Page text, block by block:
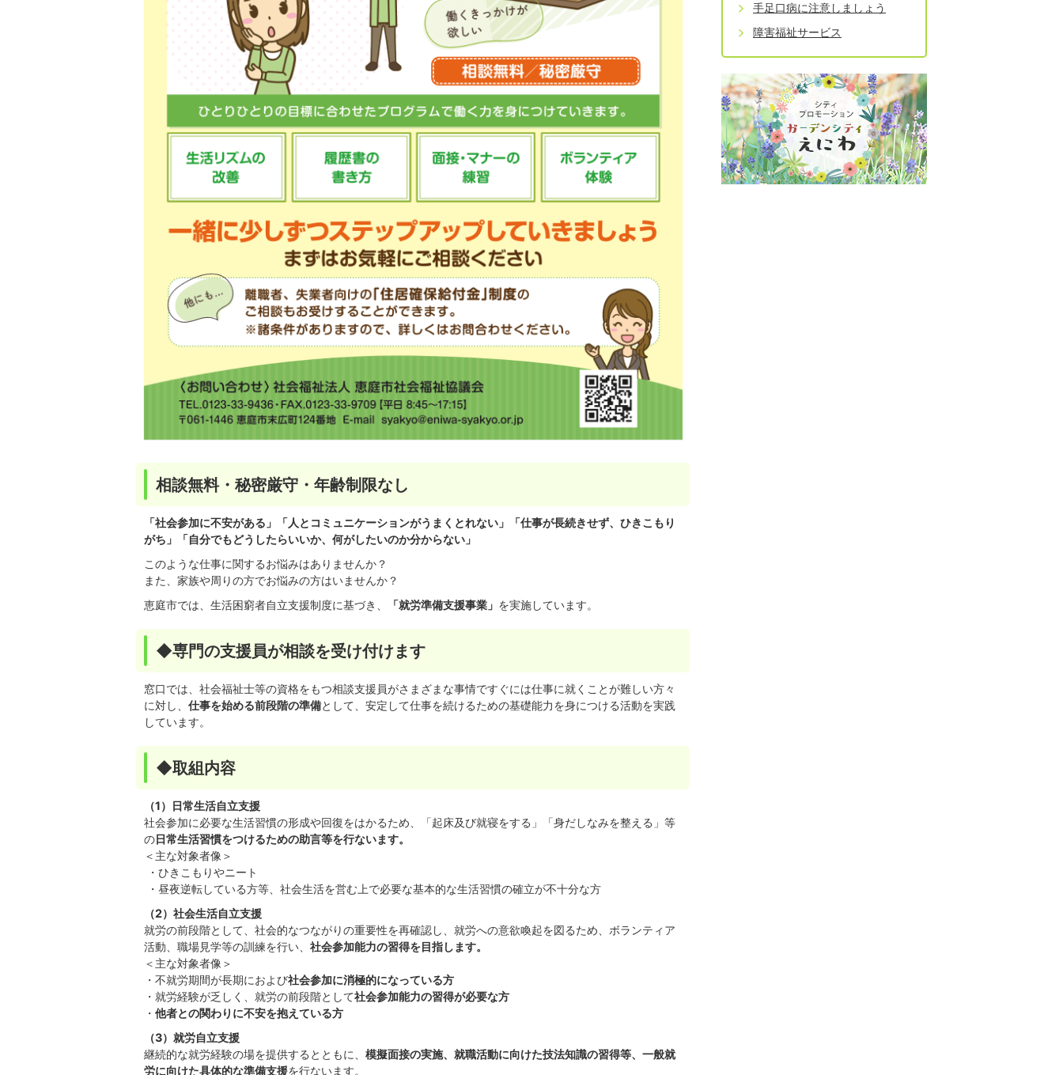
相談無料・秘密厳守・年齢制限なし
「社会参加に不安がある」「人とコミュニケーションがうまくとれない」「仕事が長続きせず、ひきこもり
がち」「自分でもどうしたらいいか、何がしたいのか分からない」
このような仕事に関するお悩みはありませんか？
また、家族や周りの方でお悩みの方はいませんか？
恵庭市では、生活困窮者自立支援制度に基づき、
「就労準備支援事業」 を実施しています。
◆専門の支援員が相談を受け付けます
窓口では、社会福祉士等の資格をもつ相談支援員がさまざまな事情ですぐには仕事に就くことが難しい方々
に対し、 仕事を始める前段階の準備として、安定して仕事を続けるための基礎能力を身につける活動を実践
しています。
◆取組内容
（1）日常生活自立支援
社会参加に必要な生活習慣の形成や回復をはかるため、「起床及び就寝をする」「身だしなみを整える」等
の日常生活習慣をつけるための助言等を行ないます。
＜主な対象者像＞
・ひきこもりやニート
・昼夜逆転している方等、社会生活を営む上で必要な基本的な生活習慣の確立が不十分な方
（2）社会生活自立支援
就労の前段階として、社会的なつながりの重要性を再確認し、就労への意欲喚起を図るため、ボランティア
活動、職場見学等の訓練を行い、 社会参加能力の習得を目指します。
＜主な対象者像＞
・不就労期間が長期におよび社会参加に消極的になっている方
・就労経験が乏しく、就労の前段階として社会参加能力の習得が必要な方
・ 他者との関わりに不安を抱えている方
（3）就労自立支援
継続的な就労経験の場を提供するとともに、 模擬面接の実施、就職活動に向けた技法知識の習得等、一般就
労に向けた具体的な準備支援を行ないます。
手足口病に注意しましょう
障害福祉サービス